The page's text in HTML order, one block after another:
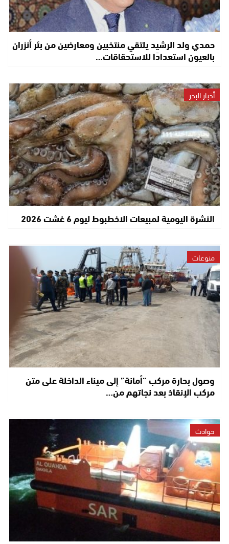
حمدي ولد الرشيد يلتقي منتخبين ومعارضين من بئر أنزران
بالعيون استعدادًا للاستحقاقات…
أخبار البحر
النشرة اليومية لمبيعات الاخطبوط ليوم 6 غشت 2026
منوعات
وصول بحارة مركب “أمانة” إلى ميناء الداخلة على متن
مركب الإنقاذ بعد نجاتهم من…
حوادث